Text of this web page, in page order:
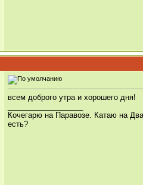
всем доброго утра и хорошего дня!
Кочегарю на Паравозе. Катаю на
есть?